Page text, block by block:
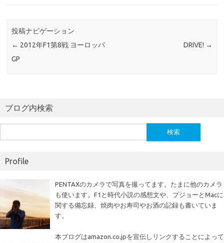
o
投稿ナビゲーション
← 2012年F1第8戦 ヨーロッパ
GP
DRIVE! →
ブログ内検索
索:
Profile
PENTAXのカメラで写真を撮ってます。たまに他のカメラ
も使います。F1と時代小説の感想文や、プジョーとMacに
関する備忘録、焼肉やお寿司やお酒の記録も書いていま
す。
本ブログはamazon.co.jpを宣伝しリンクすることによって